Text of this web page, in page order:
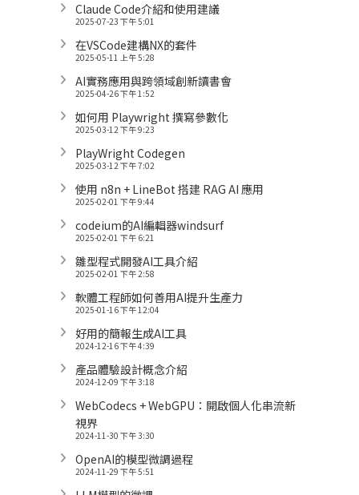
Claude Code介紹和使用建議
2025-07-23 下午 5:01
在VSCode建構NX的套件
2025-05-11 上午 5:28
AI實務應用與跨領域創新讀書會
2025-04-26 下午 1:52
如何用 Playwright 撰寫參數化
2025-03-12 下午 9:23
PlayWright Codegen
2025-03-12 下午 7:02
使用 n8n + LineBot 搭建 RAG AI 應用
2025-02-01 下午 9:44
codeium的AI編輯器windsurf
2025-02-01 下午 6:21
雛型程式開發AI工具介紹
2025-02-01 下午 2:58
軟體工程師如何善用AI提升生產力
2025-01-16 下午 12:04
好用的簡報生成AI工具
2024-12-16 下午 4:39
產品體驗設計概念介紹
2024-12-09 下午 3:18
WebCodecs + WebGPU：開啟個人化串流新
視界
2024-11-30 下午 3:30
OpenAI的模型微調過程
2024-11-29 下午 5:51